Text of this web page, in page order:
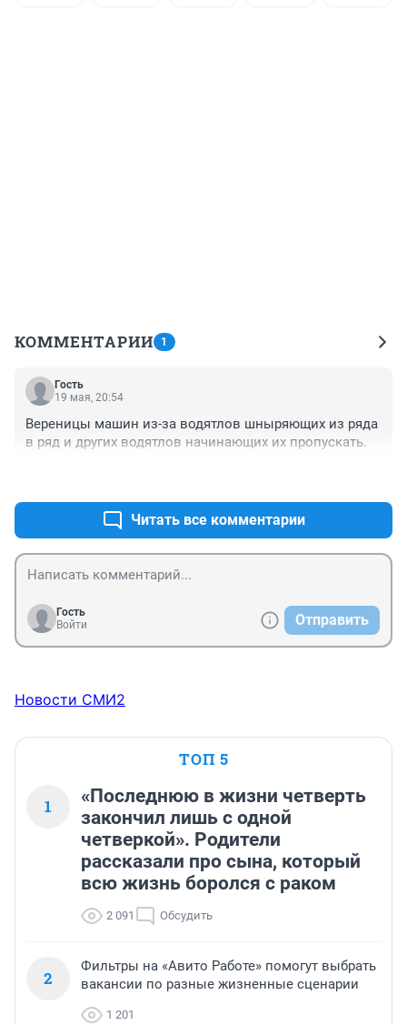
КОММЕНТАРИИ 1
Гость
19 мая, 20:54
Вереницы машин из-за водятлов шныряющих из ряда
в ряд и других водятлов начинающих их пропускать.
Читать все комментарии
Гость
Войти
Отправить
Новости СМИ2
ТОП 5
1
«Последнюю в жизни четверть
закончил лишь с одной
четверкой». Родители
рассказали про сына, который
всю жизнь боролся с раком
2 091 Обсудить
2
Фильтры на «Авито Работе» помогут выбрать
вакансии по разные жизненные сценарии
1 201